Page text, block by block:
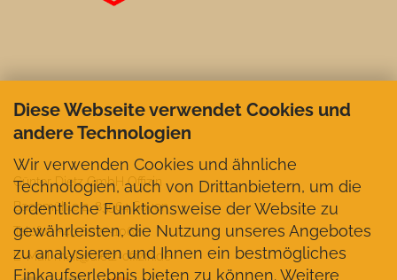
Diese Webseite verwendet Cookies und
andere Technologien
Wir verwenden Cookies und ähnliche
Technologien, auch von Drittanbietern, um die
ordentliche Funktionsweise der Website zu
gewährleisten, die Nutzung unseres Angebotes
zu analysieren und Ihnen ein bestmögliches
Einkaufserlebnis bieten zu können. Weitere
Günter Dietz GmbH Offizin
Bachmühle 2, 83564 Soyen
Telefon +49 8072-1062
E-Mail mail@dietz-offizin.de